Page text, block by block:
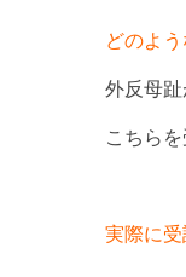
どのよ
外反母
こちら
実際に